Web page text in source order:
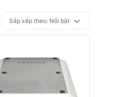
Sắp xếp theo: Nổi bật